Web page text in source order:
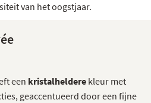
van het oogstjaar.
een kristalheldere kleur met
geaccentueerd door een fijne